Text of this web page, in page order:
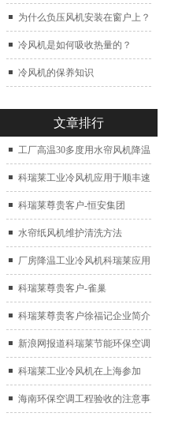
为什么负压风机安装在窗户上？
冷风机是如何吸收热量的？
冷风机的保养知识
文章排行
工厂高温30多度用水帘风机降温
科瑞莱工业冷风机应用于顺丰速
运仓库通风降温
科瑞莱尊贵客户-恒安集团
水帘纸风机维护清洗方法
厂房降温工业冷风机科瑞莱应用
于广州制鞋厂
科瑞莱尊贵客户-雀巢
科瑞莱尊贵客户徐福记企业简介
新浪网报道科瑞莱节能环保空调
扇
科瑞莱工业冷风机在上海参加
2017中国制冷展
海南环保空调工程验收的注意事